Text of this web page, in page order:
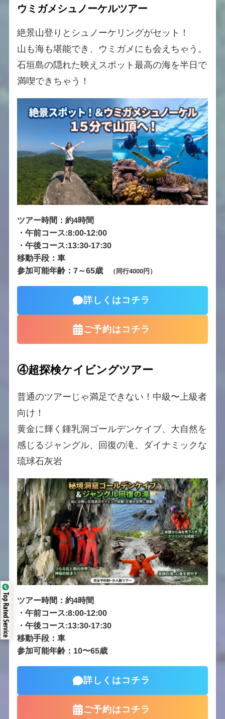
ウミガメシュノーケルツアー
絶景山登りとシュノーケリングがセット！
山も海も堪能でき、ウミガメにも会えちゃう。
石垣島の隠れた映えスポット最高の海を半日で
満喫できちゃう！
ツアー時間：約4時間
・午前コース:8:00-12:00
・午後コース:13:30-17:30
移動手段：車
参加可能年齢：7～65歳 （同行4000円）
詳しくはコチラ
ご予約はコチラ
④超探検ケイビングツアー
普通のツアーじゃ満足できない！中級〜上級者
向け！
黄金に輝く鍾乳洞ゴールデンケイブ、大自然を
感じるジャングル、回復の滝、ダイナミックな
琉球石灰岩
ツアー時間：約4時間
・午前コース:8:00-12:00
・午後コース:13:30-17:30
移動手段：車
参加可能年齢：10〜65歳
詳しくはコチラ
ご予約はコチラ
Top Rated Service